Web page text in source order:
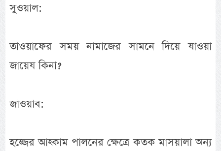
সুওয়াল:
তাওয়াফের সময় নামাজের সামনে দিয়ে যাওয়া
জায়েয কিনা?
জাওয়াব:
হজ্জের আহ্কাম পালনের ক্ষেত্রে কতক মাসয়ালা অন্য